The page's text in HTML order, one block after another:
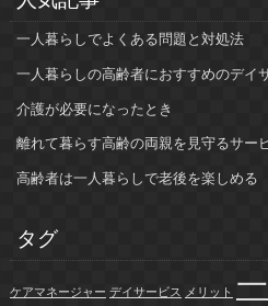
一人暮らしでよくある問題と対処法
一人暮らしの高齢者におすすめのデイ
介護が必要になったとき
離れて暮らす高齢の両親を見守るサー
高齢者は一人暮らしで老後を楽しめる
タグ
ケアマネージャー デイサービス メリット